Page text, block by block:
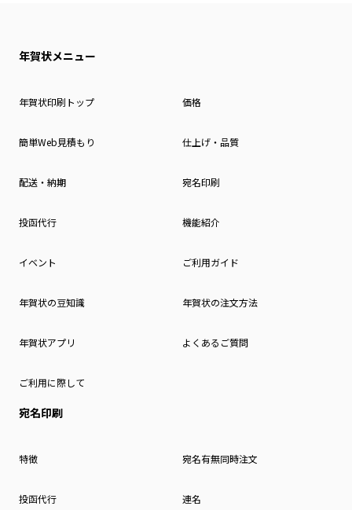
年賀状メニュー
年賀状印刷トップ 価格
簡単Web見積もり 仕上げ・品質
配送・納期 宛名印刷
投函代行 機能紹介
イベント ご利用ガイド
年賀状の豆知識 年賀状の注文方法
年賀状アプリ よくあるご質問
ご利用に際して
宛名印刷
特徴 宛名有無同時注文
投函代行 連名